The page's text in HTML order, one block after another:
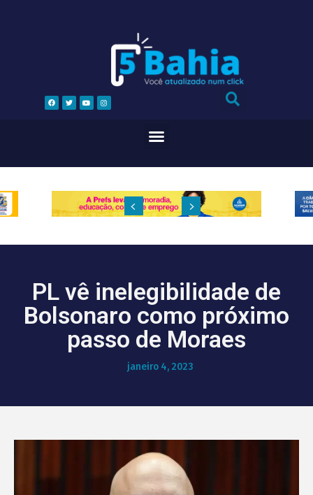
PL vê inelegibilidade de
Bolsonaro como próximo
passo de Moraes
janeiro 4, 2023